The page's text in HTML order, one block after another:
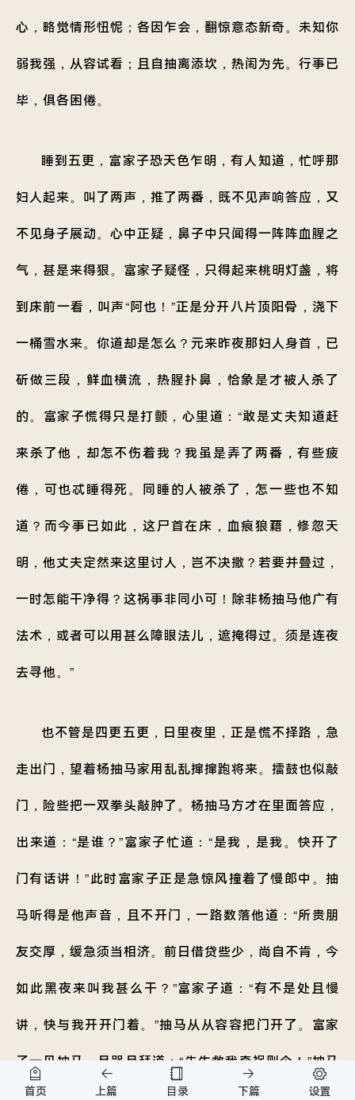
心，略觉情形忸怩；各因乍会，翻惊意态新奇。未知你
弱我强，从容试看；且自抽离添坎，热闹为先。行事已
毕，俱各困倦。
睡到五更，富家子恐天色乍明，有人知道，忙呼那
妇人起来。叫了两声，推了两番，既不见声响答应，又
不见身子展动。心中正疑，鼻子中只闻得一阵阵血腥之
气，甚是来得狠。富家子疑怪，只得起来桃明灯盏，将
到床前一看，叫声“阿也！”正是分开八片顶阳骨，浇下
一桶雪水来。你道却是怎么？元来昨夜那妇人身首，已
斫做三段，鲜血横流，热腥扑鼻，恰象是才被人杀了
的。富家子慌得只是打颤，心里道：“敢是丈夫知道赶
来杀了他，却怎不伤着我？我虽是弄了两番，有些疲
倦，可也忒睡得死。同睡的人被杀了，怎一些也不知
道？而今事已如此，这尸首在床，血痕狼藉，修忽天
明，他丈夫定然来这里讨人，岂不决撒？若要并叠过，
一时怎能干净得？这祸事非同小可！除非杨抽马他广有
法术，或者可以用甚么障眼法儿，遮掩得过。须是连夜
去寻他。”
也不管是四更五更，日里夜里，正是慌不择路，急
走出门，望着杨抽马家用乱乱撺撺跑将来。擂鼓也似敲
门，险些把一双拳头敲肿了。杨抽马方才在里面答应，
出来道：“是谁？”富家子忙道：“是我，是我。快开了
门有话讲！”此时富家子正是急惊风撞着了慢郎中。抽
马听得是他声音，且不开门，一路数落他道：“所贵朋
友交厚，缓急须当相济。前日借贷些少，尚自不肯，今
如此黑夜来叫我甚么干？”富家子道：“有不是处且慢
讲，快与我开开门着。”抽马从从容容把门开了。富家
子一见抽马，且哭且拜道：“先生救我奇祸则个！”抽马
首页 上篇 目录 下篇 设置